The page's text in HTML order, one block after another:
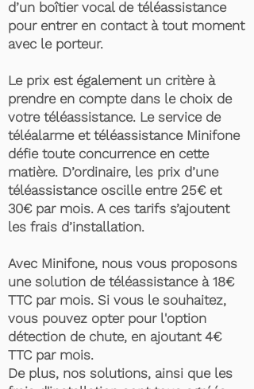
d’un boîtier vocal de téléassistance
pour entrer en contact à tout moment
avec le porteur.
Le prix est également un critère à
prendre en compte dans le choix de
votre téléassistance. Le service de
téléalarme et téléassistance Minifone
défie toute concurrence en cette
matière. D’ordinaire, les prix d’une
téléassistance oscille entre 25€ et
30€ par mois. A ces tarifs s’ajoutent
les frais d’installation.
Avec Minifone, nous vous proposons
une solution de téléassistance à 18€
TTC par mois. Si vous le souhaitez,
vous pouvez opter pour l'option
détection de chute, en ajoutant 4€
TTC par mois.
De plus, nos solutions, ainsi que les